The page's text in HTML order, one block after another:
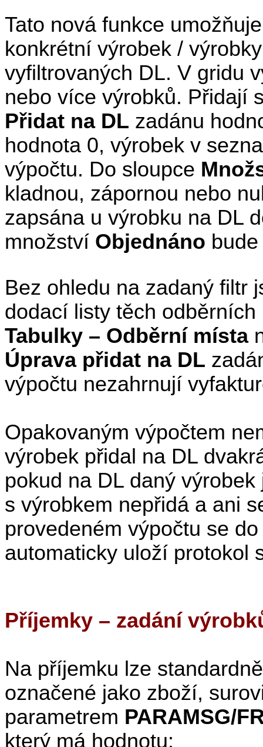
Tato nová funkce
konkrétní výrobek /
vyfiltrovaných DL. V gridu
nebo více výrobků. Přidají
Přidat na DL zadánu
hodnota 0, výrobek v
výpočtu. Do sloupce
kladnou, zápornou nebo
zapsána u výrobku na DL
množství Objednáno
Bez ohledu na zadaný filtr
dodací listy těch
Tabulky – Odběrní místa
Úprava přidat na DL
výpočtu nezahrnují
Opakovaným výpočtem
výrobek přidal na DL
pokud na DL daný
s výrobkem nepřidá a ani
provedeném výpočtu se
automaticky uloží protokol
Příjemky – zadání
Na příjemku lze
označené jako zboží,
parametrem PARAMSG/
který má hodnotu: